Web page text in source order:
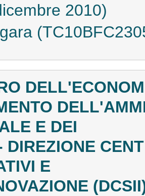
2010)
E DEI
DIREZIONE
E